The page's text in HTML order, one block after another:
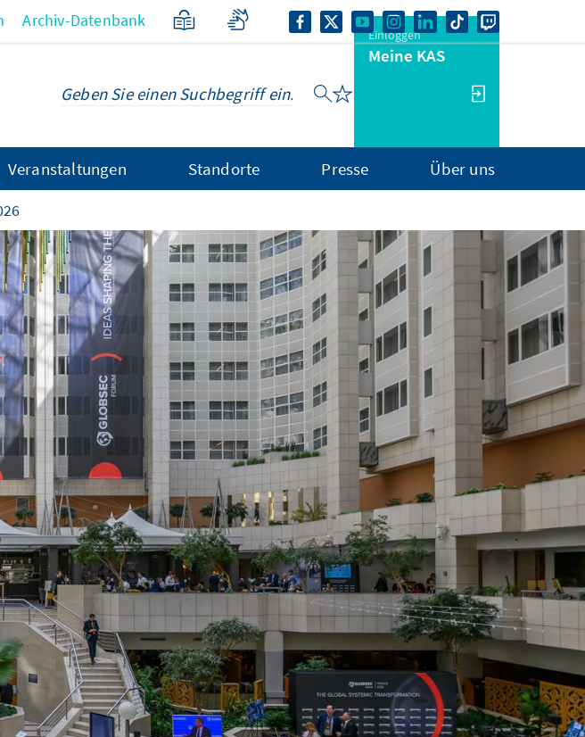
Archiv-Datenbank
Einloggen
Meine KAS
Veranstaltungen Standorte Presse Über uns